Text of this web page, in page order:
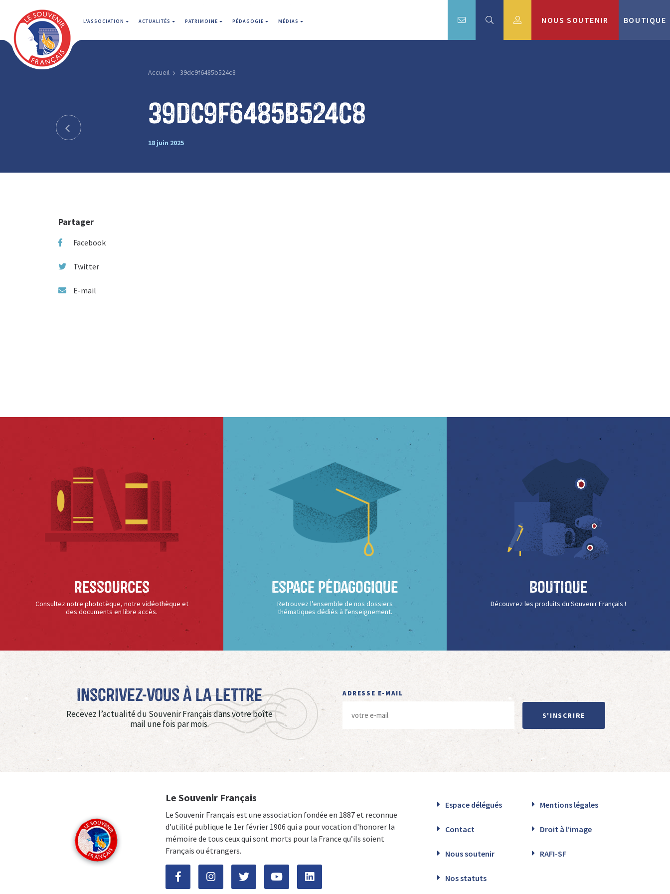
L'ASSOCIATION ACTUALITÉS PATRIMOINE PÉDAGOGIE MÉDIAS NOUS SOUTENIR BOUTIQUE
Accueil 39dc9f6485b524c8
39dc9f6485b524c8
18 juin 2025
Partager
Facebook
Twitter
E-mail
Ressources
Consultez notre phototèque, notre vidéothèque et
des documents en libre accès.
Espace Pédagogique
Retrouvez l’ensemble de nos dossiers
thématiques dédiés à l’enseignement.
Boutique
Découvrez les produits du Souvenir Français !
Inscrivez-vous à La Lettre
Recevez l’actualité du Souvenir Français dans votre boîte
mail une fois par mois.
ADRESSE E-MAIL
S'INSCRIRE
Le Souvenir Français
Le Souvenir Français est une association fondée en 1887 et reconnue
d’utilité publique le 1er février 1906 qui a pour vocation d'honorer la
mémoire de tous ceux qui sont morts pour la France qu’ils soient
Français ou étrangers.
Espace délégués Mentions légales
Contact Droit à l’image
Nous soutenir RAFI-SF
Nos statuts